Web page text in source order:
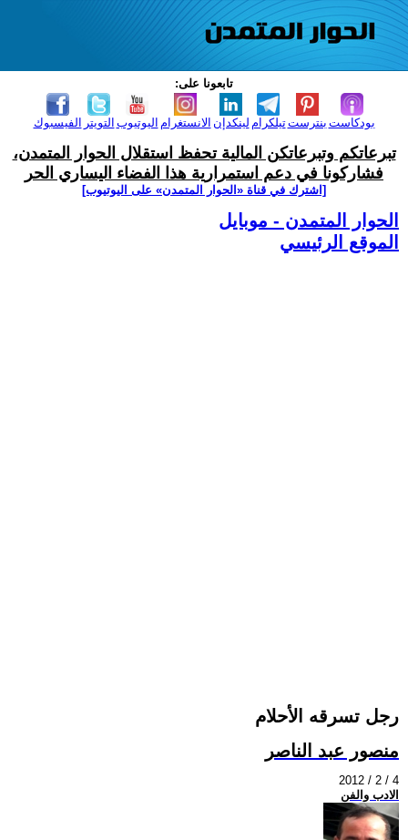
تابعونا على:
الفيسبوك التويتر اليوتيوب الانستغرام لينكدإن تيلكرامبنترست بودكاست
تبرعاتكم وتبرعاتكن المالية تحفظ استقلال الحوار المتمدن،
فشاركونا في دعم استمرارية هذا الفضاء اليساري الحر
[اشترك في قناة ‫«الحوار المتمدن» على اليوتيوب]
الحوار المتمدن - موبايل
الموقع الرئيسي
رجل تسرقه الأحلام
منصور عبد الناصر
2012 / 2 / 4
الادب والفن